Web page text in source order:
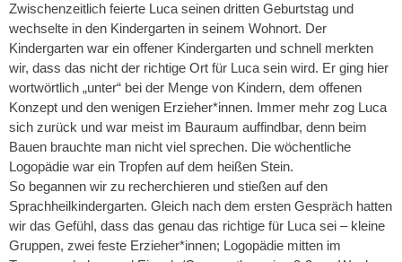
Zwischenzeitlich feierte Luca seinen dritten Geburtstag und
wechselte in den Kindergarten in seinem Wohnort. Der
Kindergarten war ein offener Kindergarten und schnell merkten
wir, dass das nicht der richtige Ort für Luca sein wird. Er ging hier
wortwörtlich „unter“ bei der Menge von Kindern, dem offenen
Konzept und den wenigen Erzieher*innen. Immer mehr zog Luca
sich zurück und war meist im Bauraum auffindbar, denn beim
Bauen brauchte man nicht viel sprechen. Die wöchentliche
Logopädie war ein Tropfen auf dem heißen Stein.
So begannen wir zu recherchieren und stießen auf den
Sprachheilkindergarten. Gleich nach dem ersten Gespräch hatten
wir das Gefühl, dass das genau das richtige für Luca sei – kleine
Gruppen, zwei feste Erzieher*innen; Logopädie mitten im